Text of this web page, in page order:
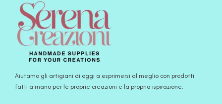
Aiutamo gli artigiani di oggi a esprimersi al meglio con prodotti
fatti a mano per le proprie creazioni e la propria ispirazione.